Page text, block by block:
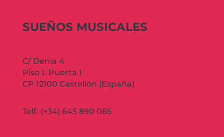
SUEÑOS MUSICALES
C/ Denia 4
Piso 1. Puerta 1
CP 12100 Castellón (España)
Telf. (+34) 645 890 065